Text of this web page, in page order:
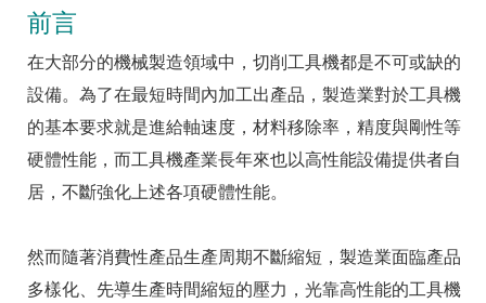
前言
在大部分的機械製造領域中，切削工具機都是不可或缺的
設備。為了在最短時間內加工出產品，製造業對於工具機
的基本要求就是進給軸速度，材料移除率，精度與剛性等
硬體性能，而工具機產業長年來也以高性能設備提供者自
居，不斷強化上述各項硬體性能。
然而隨著消費性產品生產周期不斷縮短，製造業面臨產品
多樣化、先導生產時間縮短的壓力，光靠高性能的工具機